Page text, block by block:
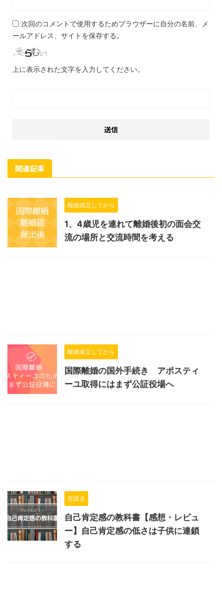
次回のコメントで使用するためブラウザーに自分の名前、メ
ールアドレス、サイトを保存する。
上に表示された文字を入力してください。
関連記事
離婚成立してから
1、4歳児を連れて離婚後初の面会交
流の場所と交流時間を考える
離婚成立してから
国際離婚の国外手続き アポスティ
ーユ取得にはまず公証役場へ
息抜き
自己肯定感の教科書【感想・レビュ
ー】自己肯定感の低さは子供に連鎖
する